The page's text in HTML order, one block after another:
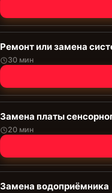
Ремонт или замена
30 мин
Замена платы
20 мин
Замена водоприёмника